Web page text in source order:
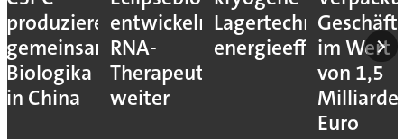
produzieren
gemeinsam
Biologika
in China
entwickeln
RNA-
Therapeutika
weiter
Lagertechnik
energieeffizienter
im Wert
von 1,5
Euro